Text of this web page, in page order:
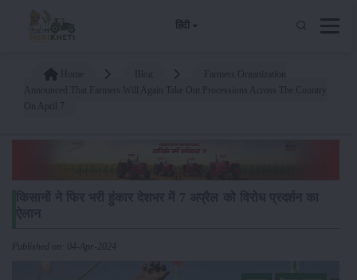
हिंदी
Published on: 04-Apr-2024